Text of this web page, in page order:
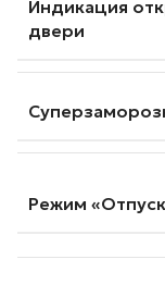
Индикация
двери
Режим